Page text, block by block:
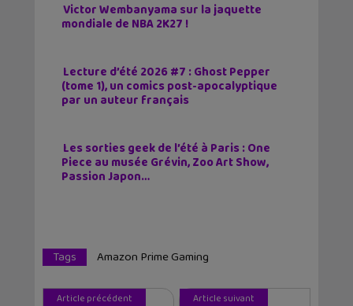
Victor Wembanyama sur la jaquette
mondiale de NBA 2K27 !
Lecture d’été 2026 #7 : Ghost Pepper
(tome 1), un comics post-apocalyptique
par un auteur français
Les sorties geek de l’été à Paris : One
Piece au musée Grévin, Zoo Art Show,
Passion Japon…
Tags Amazon Prime Gaming
Article précédent Article suivant